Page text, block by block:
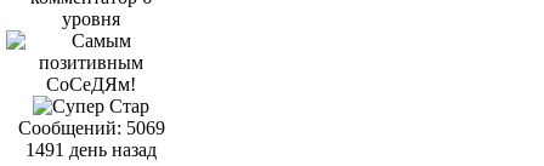
Сообщений: 5069
1491 день назад